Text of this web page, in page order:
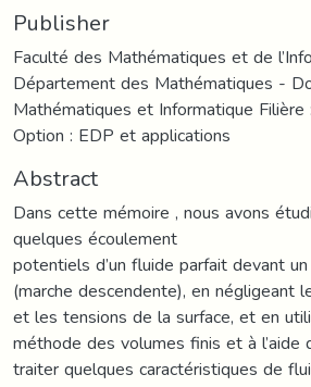
Publisher
Faculté des Mathématiques et de
Département des Mathématiques -
Mathématiques et Informatique
Option : EDP et applications
Abstract
Dans cette mémoire , nous avons
quelques écoulement
potentiels d’un fluide parfait devant
(marche descendente), en négligeant
et les tensions de la surface, et en
méthode des volumes finis et à l’aide
traiter quelques caractéristiques de